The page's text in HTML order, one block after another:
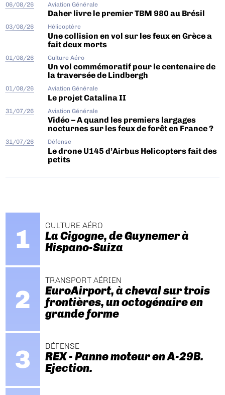
06/08/26 Aviation Générale
Daher livre le premier TBM 980 au Brésil
03/08/26 Hélicoptère
Une collision en vol sur les feux en Grèce a
fait deux morts
01/08/26 Culture Aéro
Un vol commémoratif pour le centenaire de
la traversée de Lindbergh
01/08/26 Aviation Générale
Le projet Catalina II
31/07/26 Aviation Générale
Vidéo – A quand les premiers largages
nocturnes sur les feux de forêt en France ?
31/07/26 Défense
Le drone U145 d’Airbus Helicopters fait des
petits
CULTURE AÉRO
La Cigogne, de Guynemer à
Hispano-Suiza
TRANSPORT AÉRIEN
EuroAirport, à cheval sur trois
frontières, un octogénaire en
grande forme
DÉFENSE
REX - Panne moteur en A-29B.
Ejection.